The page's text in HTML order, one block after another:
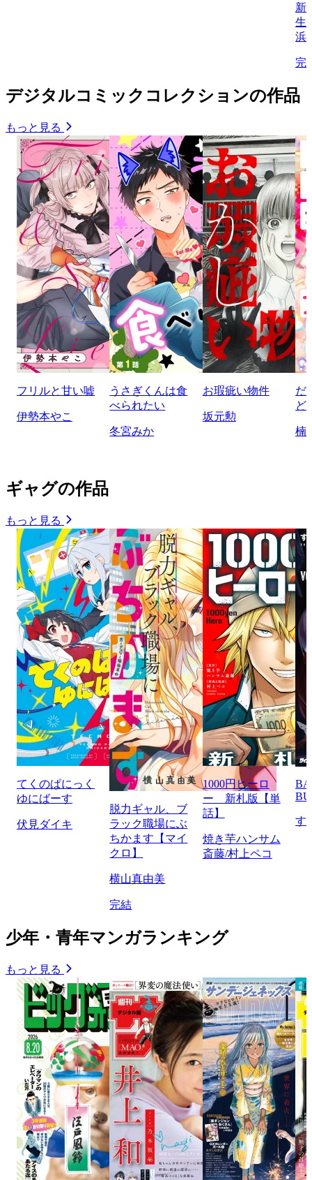
新
生/
浜
完
デジタルコミックコレクションの作品
もっと見る
フリルと甘い嘘
伊勢本やこ
うさぎくんは食
べられたい
冬宮みか
お瑕疵い物件
坂元勲
だ
ど
楠
ギャグの作品
もっと見る
てくのぱにっく
ゆにばーす
伏見ダイキ
脱力ギャル、ブ
ラック職場にぶ
ちかます【マイ
クロ】
横山真由美
完結
1000円ヒーロ
ー 新札版【単
話】
焼き芋ハンサム
斎藤/村上ペコ
す
少年・青年マンガランキング
もっと見る